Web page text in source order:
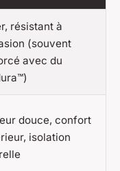
résistant à
(souvent
avec du
douce, confort
isolation